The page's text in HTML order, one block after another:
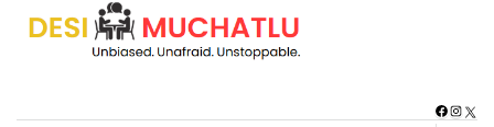
Skip
X